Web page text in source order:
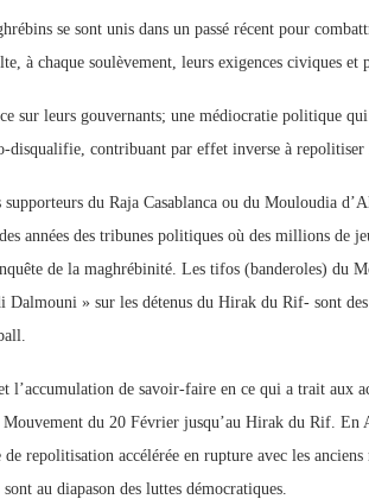
se sont unis dans un passé récent pour
à chaque soulèvement, leurs exigences civiques et
sur leurs gouvernants; une médiocratie politique
disqualifie, contribuant par effet inverse à repolitiser
du Raja Casablanca ou du Mouloudia
années des tribunes politiques où des millions de
de la maghrébinité. Les tifos (banderoles) du
» sur les détenus du Hirak du Rif- sont
l’accumulation de savoir-faire en ce qui a trait aux
du 20 Février jusqu’au Hirak du Rif. En
repolitisation accélérée en rupture avec les anciens
au diapason des luttes démocratiques.